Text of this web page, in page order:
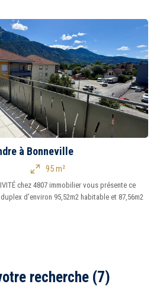
à Bonneville
95 m²
chez 4807 immobilier vous présente ce
d'environ 95,52m2 habitable et 87,56m2
recherche (7)